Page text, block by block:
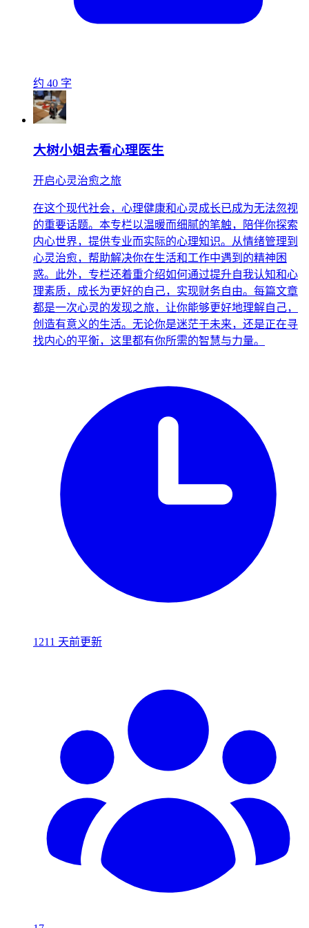
约 40 字
大树小姐去看心理医生
开启心灵治愈之旅
在这个现代社会，心理健康和心灵成长已成为无法忽视
的重要话题。本专栏以温暖而细腻的笔触，陪伴你探索
内心世界，提供专业而实际的心理知识。从情绪管理到
心灵治愈，帮助解决你在生活和工作中遇到的精神困
惑。此外，专栏还着重介绍如何通过提升自我认知和心
理素质，成长为更好的自己，实现财务自由。每篇文章
都是一次心灵的发现之旅，让你能够更好地理解自己，
创造有意义的生活。无论你是迷茫于未来，还是正在寻
找内心的平衡，这里都有你所需的智慧与力量。
1211 天前更新